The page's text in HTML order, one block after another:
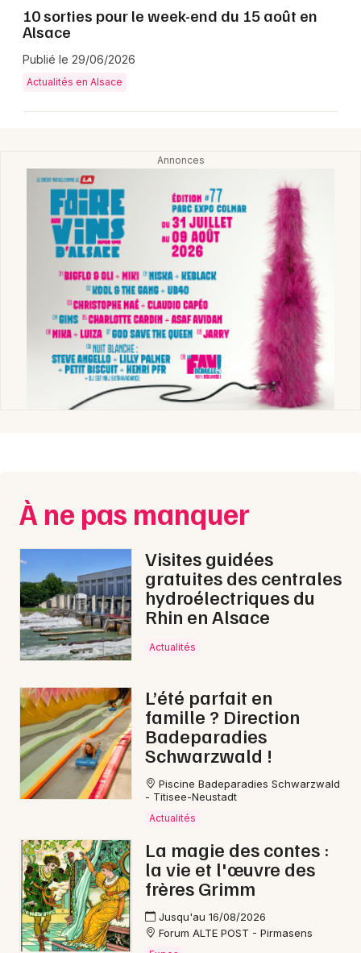
67 - Bas-Rhin
Je m'abonne
10 sorties pour le week-end du 15 août en
Alsace
Publié le 29/06/2026
Actualités en Alsace
À ne pas manquer
Visites guidées
gratuites des centrales
hydroélectriques du
Rhin en Alsace
Actualités
L’été parfait en
famille ? Direction
Badeparadies
Schwarzwald !
Piscine Badeparadies Schwarzwald
- Titisee-Neustadt
Actualités
La magie des contes :
la vie et l'œuvre des
frères Grimm
Jusqu'au 16/08/2026
Forum ALTE POST - Pirmasens